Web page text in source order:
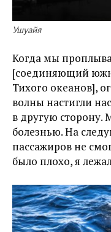
Ушуайя
Когда мы
[соединяющий
Тихого океанов],
волны настигли
в другую сторону.
болезнью. На
пассажиров не
было плохо, я